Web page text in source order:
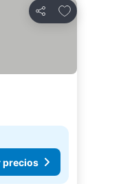
Compartir
Añadir a
precios